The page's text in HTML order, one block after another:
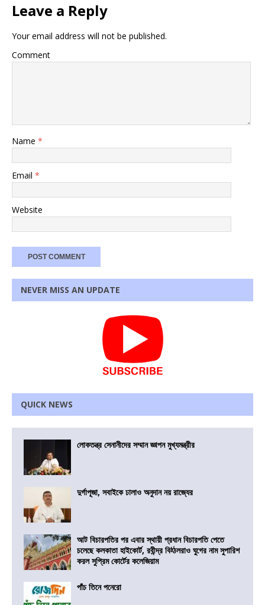
Leave a Reply
Your email address will not be published.
Comment
Name *
Email *
Website
NEVER MISS AN UPDATE
QUICK NEWS
লোকতন্ত্র সেনানীদের সম্মান জ্ঞাপন মুখ্যমন্ত্রীর
দুর্গাপূজা, সবাইকে ঢালাও অনুদান নয় রাজ্যের
আট বিচারপতির পর এবার স্থায়ী প্রধান বিচারপতি পেতে
চলেছে কলকাতা হাইকোর্ট, রবীন্দ্র বিঠ্ঠলরাও ঘুগের নাম সুপারিশ
করল সুপ্রিম কোর্টের কলেজিয়াম
পাঁচ তিনে পনেরো